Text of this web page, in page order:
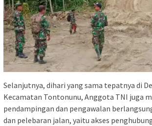
Selanjutnya, dihari yang sama tepatnya di
Kecamatan Tontonunu, Anggota TNI juga
pendampingan dan pengawalan
dan pelebaran jalan, yaitu akses